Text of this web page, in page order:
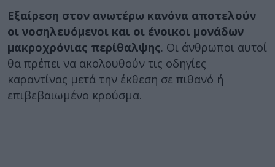
Εξαίρεση στον ανωτέρω κανόνα αποτελούν
οι νοσηλευόμενοι και οι ένοικοι μονάδων
μακροχρόνιας περίθαλψης. Οι άνθρωποι αυτοί
θα πρέπει να ακολουθούν τις οδηγίες
καραντίνας μετά την έκθεση σε πιθανό ή
επιβεβαιωμένο κρούσμα.